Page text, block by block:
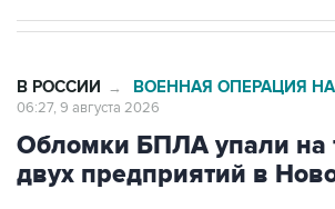
В РОССИИ → ВОЕННАЯ ОПЕРАЦИЯ
06:27, 9 августа 2026
Обломки БПЛА упали на
двух предприятий в